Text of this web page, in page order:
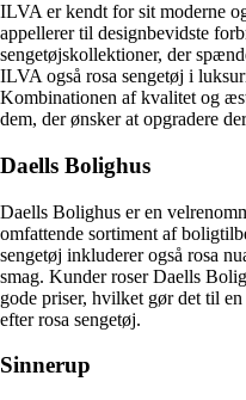
ILVA er kendt for sit moderne
appellerer til designbevidste
sengetøjskollektioner, der
ILVA også rosa sengetøj i
Kombinationen af kvalitet og
dem, der ønsker at opgradere
Daells Bolighus
Daells Bolighus er en
omfattende sortiment af
sengetøj inkluderer også rosa
smag. Kunder roser Daells
gode priser, hvilket gør det til
efter rosa sengetøj.
Sinnerup